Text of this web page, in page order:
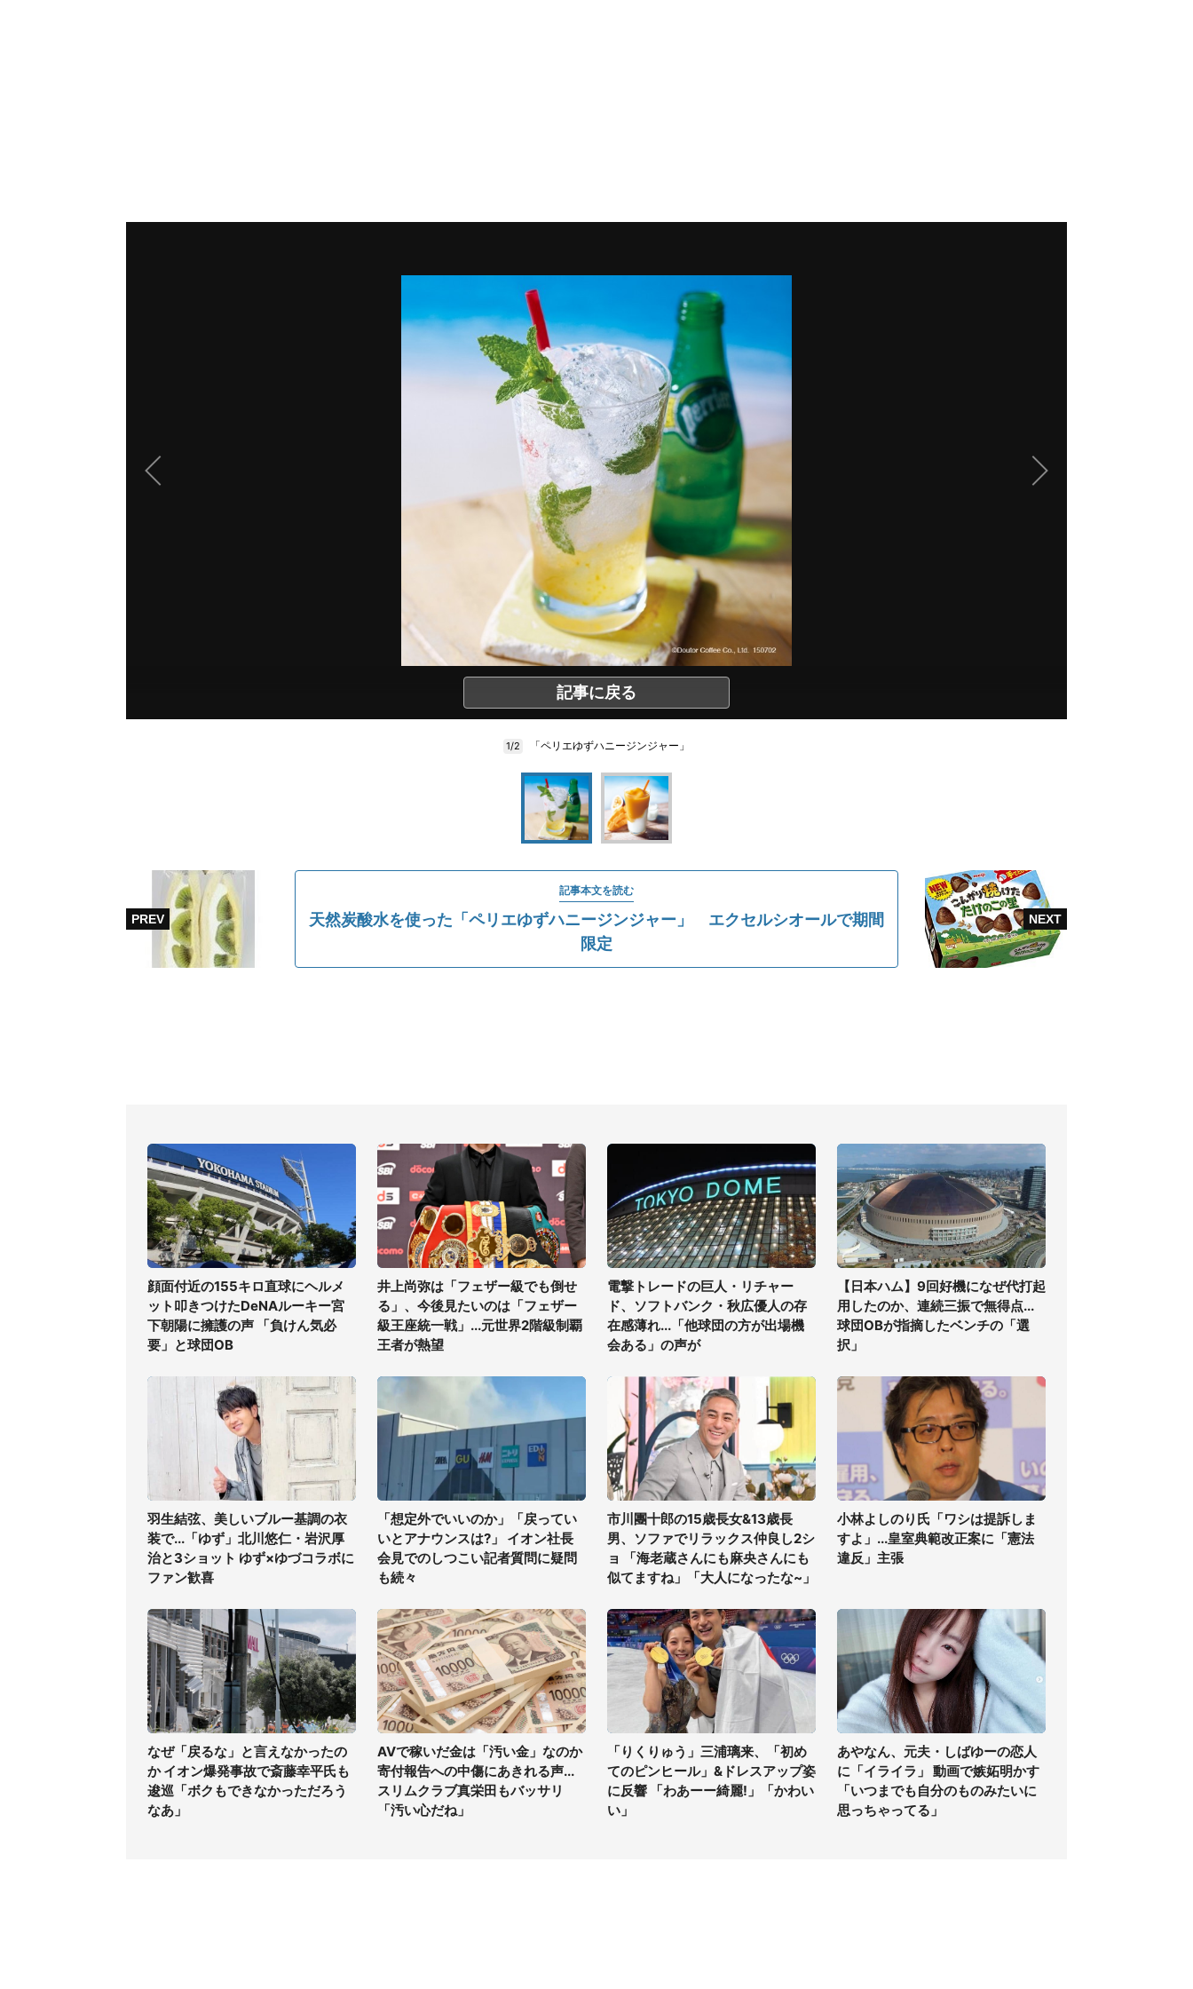
記事に戻る
1/2 「ペリエゆずハニージンジャー」
記事本文を読む
天然炭酸水を使った「ペリエゆずハニージンジャー」 エクセルシオールで期間
限定
顔面付近の155キロ直球にヘルメ
ット叩きつけたDeNAルーキー宮
下朝陽に擁護の声 「負けん気必
要」と球団OB
井上尚弥は「フェザー級でも倒せ
る」、今後見たいのは「フェザー
級王座統一戦」...元世界2階級制覇
王者が熱望
電撃トレードの巨人・リチャー
ド、ソフトバンク・秋広優人の存
在感薄れ...「他球団の方が出場機
会ある」の声が
【日本ハム】9回好機になぜ代打起
用したのか、連続三振で無得点...
球団OBが指摘したベンチの「選
択」
羽生結弦、美しいブルー基調の衣
装で...「ゆず」北川悠仁・岩沢厚
治と3ショット ゆず×ゆづコラボに
ファン歓喜
「想定外でいいのか」「戻ってい
いとアナウンスは?」 イオン社長
会見でのしつこい記者質問に疑問
も続々
市川團十郎の15歳長女&13歳長
男、ソファでリラックス仲良し2シ
ョ 「海老蔵さんにも麻央さんにも
似てますね」「大人になったな~」
小林よしのり氏「ワシは提訴しま
すよ」...皇室典範改正案に「憲法
違反」主張
なぜ「戻るな」と言えなかったの
か イオン爆発事故で斎藤幸平氏も
逡巡「ボクもできなかっただろう
なあ」
AVで稼いだ金は「汚い金」なのか
寄付報告への中傷にあきれる声...
スリムクラブ真栄田もバッサリ
「汚い心だね」
「りくりゅう」三浦璃来、「初め
てのピンヒール」&ドレスアップ姿
に反響 「わあーー綺麗!」「かわい
い」
あやなん、元夫・しばゆーの恋人
に「イライラ」 動画で嫉妬明かす
「いつまでも自分のものみたいに
思っちゃってる」